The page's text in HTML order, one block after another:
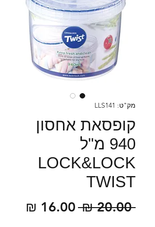
מק"ט: LLS141
קופסאת אחסון
940 מ"ל
LOCK&LOCK
TWIST
‏20.00 ‏₪
מחיר